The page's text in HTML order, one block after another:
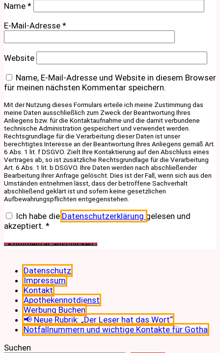
Name *
E-Mail-Adresse *
Website
Name, E-Mail-Adresse und Website in diesem Browser
für meinen nächsten Kommentar speichern.
Mit der Nutzung dieses Formulars erteile ich meine Zustimmung das
meine Daten ausschließlich zum Zweck der Beantwortung Ihres
Anliegens bzw. für die Kontaktaufnahme und die damit verbundene
technische Administration gespeichert und verwendet werden.
Rechtsgrundlage für die Verarbeitung dieser Daten ist unser
berechtigtes Interesse an der Beantwortung Ihres Anliegens gemäß Art.
6 Abs. 1 lit. f DSGVO. Zielt Ihre Kontaktierung auf den Abschluss eines
Vertrages ab, so ist zusätzliche Rechtsgrundlage für die Verarbeitung
Art. 6 Abs. 1 lit. b DSGVO. Ihre Daten werden nach abschließender
Bearbeitung Ihrer Anfrage gelöscht. Dies ist der Fall, wenn sich aus den
Umständen entnehmen lässt, dass der betroffene Sachverhalt
abschließend geklärt ist und sofern keine gesetzlichen
Aufbewahrungspflichten entgegenstehen.
Ich habe die Datenschutzerklärung gelesen und
akzeptiert. *
Datenschutz
Impressum
Kontakt
Apothekennotdienst
Werbung Buchen
📢 Neue Rubrik: „Der Leser hat das Wort“
Notfallnummern und wichtige Kontakte für Gotha
Suchen